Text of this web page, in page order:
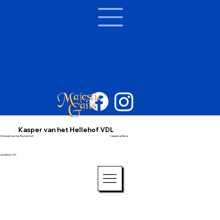
Kasper van het Hellehof VDL
Emerald van het Ruytershof - Nabab de Reve
Jumping 1.7m